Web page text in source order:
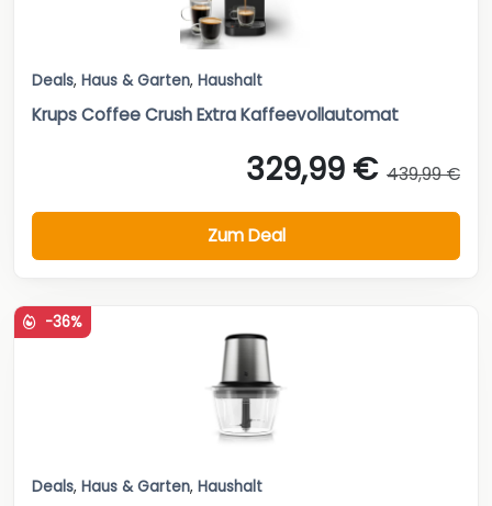
Deals, Haus & Garten, Haushalt
Krups Coffee Crush Extra Kaffeevollautomat
329,99 € 439,99 €
Zum Deal
-36%
Deals, Haus & Garten, Haushalt